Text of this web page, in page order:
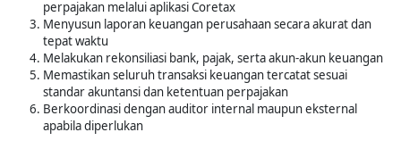
perpajakan melalui aplikasi Coretax
Menyusun laporan keuangan perusahaan secara akurat dan
tepat waktu
Melakukan rekonsiliasi bank, pajak, serta akun-akun keuangan
Memastikan seluruh transaksi keuangan tercatat sesuai
standar akuntansi dan ketentuan perpajakan
Berkoordinasi dengan auditor internal maupun eksternal
apabila diperlukan